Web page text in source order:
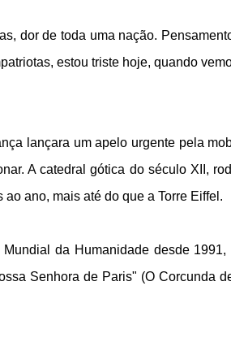
dor de toda uma nação.
estou triste hoje, quando
lançara um apelo urgente pela
A catedral gótica do século XII,
ano, mais até do que a Torre Eiffel.
da Humanidade desde
Senhora de Paris" (O Corcunda